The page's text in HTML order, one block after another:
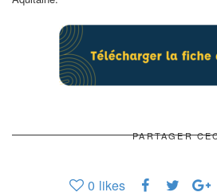
PARTAGER
0 likes